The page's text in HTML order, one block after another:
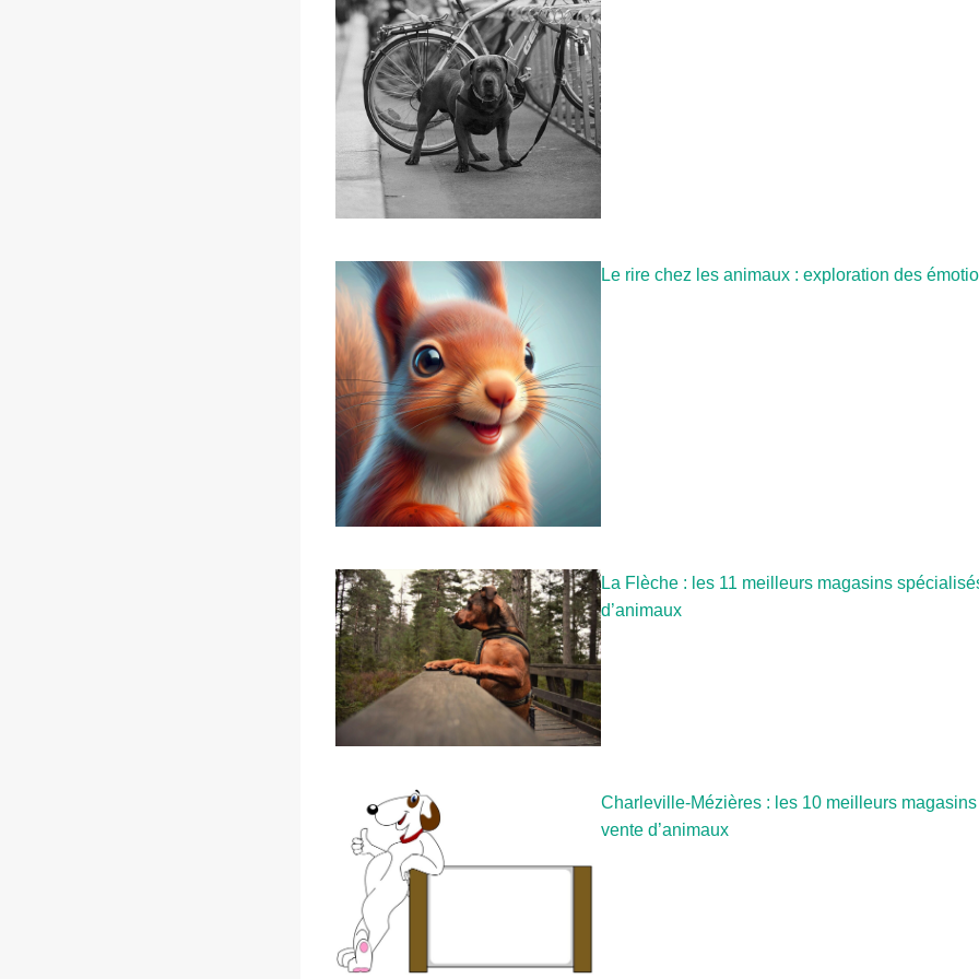
Le rire chez les animaux : exploration des
La Flèche : les 11 meilleurs magasins
d’animaux
Charleville-Mézières : les 10 meilleurs
vente d’animaux